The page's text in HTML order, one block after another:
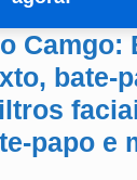
Camgo:
bate-
papo e